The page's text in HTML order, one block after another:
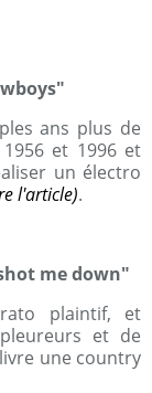
ans plus de
et 1996 et
un électro
l'article).
shot me down"
plaintif, et
et de
une country